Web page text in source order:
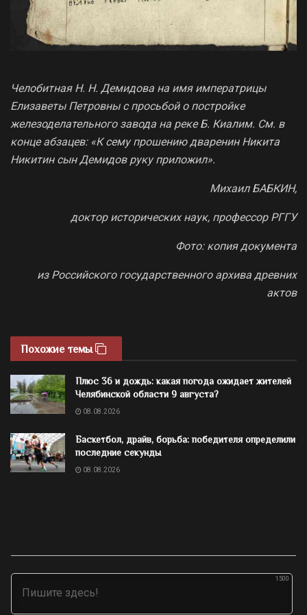
Челобитная Н. Н. Демидова на имя императрицы
Елизаветы Петровны с просьбой о постройке
железоделательного завода на реке Б. Киалим. См. в
конце абзацев: «К сему прошению дваренин Никита
Никитин сын Демидов руку приложил».
Михаил БАБКИН,
доктор исторических наук, профессор РГГУ
Фото: копия документа
из Российского государственного архива древних
актов
Похожие темы
Плюс 36 и дождь: какая погода ожидает жителей
Челябинской области 9 августа?
08.08.2026
Баскетбол, драйв, борьба: победителя определили
последние секунды
08.08.2026
1500